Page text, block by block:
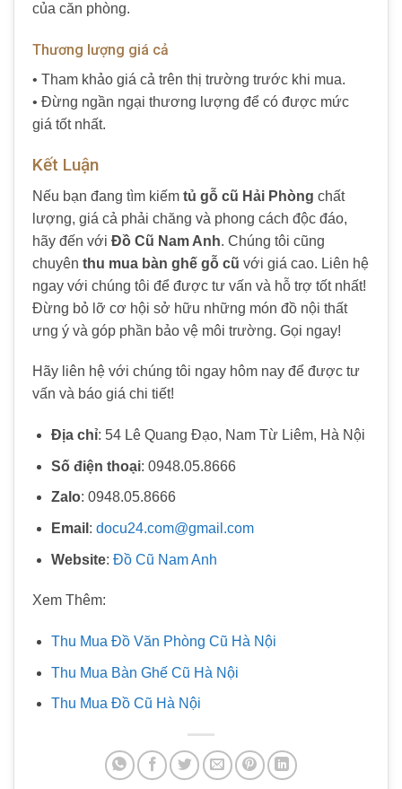
của căn phòng.
Thương lượng giá cả
• Tham khảo giá cả trên thị trường trước khi mua.
• Đừng ngần ngại thương lượng để có được mức
giá tốt nhất.
Kết Luận
Nếu bạn đang tìm kiếm tủ gỗ cũ Hải Phòng chất
lượng, giá cả phải chăng và phong cách độc đáo,
hãy đến với Đồ Cũ Nam Anh. Chúng tôi cũng
chuyên thu mua bàn ghế gỗ cũ với giá cao. Liên hệ
ngay với chúng tôi để được tư vấn và hỗ trợ tốt nhất!
Đừng bỏ lỡ cơ hội sở hữu những món đồ nội thất
ưng ý và góp phần bảo vệ môi trường. Gọi ngay!
Hãy liên hệ với chúng tôi ngay hôm nay để được tư
vấn và báo giá chi tiết!
Địa chỉ: 54 Lê Quang Đạo, Nam Từ Liêm, Hà Nội
Số điện thoại: 0948.05.8666
Zalo: 0948.05.8666
Email : docu24.com@gmail.com
Website: Đồ Cũ Nam Anh
Xem Thêm:
Thu Mua Đồ Văn Phòng Cũ Hà Nội
Thu Mua Bàn Ghế Cũ Hà Nội
Thu Mua Đồ Cũ Hà Nội